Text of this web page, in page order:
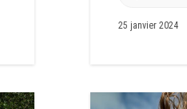
25 janvier 2024